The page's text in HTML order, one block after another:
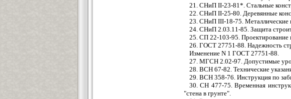
21. СНиП II-23-81*. Стальные
22. СНиП II-25-80. Деревянные
23. СНиП III-18-75. Металлические
24. СНиП 2.03.11-85. Защита
25. СП 22-103-95. Проектирование
26. ГОСТ 27751-88. Надежность
Изменение N 1 ГОСТ 27751-88.
27. МГСН 2.02-97. Допустимые
28. ВСН 67-82. Технические
29. ВСН 358-76. Инструкция по
30. СН 477-75. Временная
"стена в грунте".